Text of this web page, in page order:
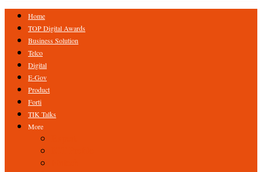
Home
TOP Digital Awards
Business Solution
Telco
Digital
E-Gov
Product
Forti
TIK Talks
More